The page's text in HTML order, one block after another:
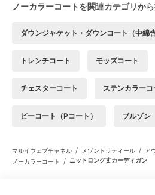
ノーカラーコートを関連カテゴリか
ダウンジャケット・ダウンコート（中綿含
トレンチコート モッズコート
チェスターコート ステンカラーコ
ピーコート（Pコート） ブルゾン
マルイウェブチャネル / メゾンドラティール / ア
ノーカラーコート / ニットロング丈カーディガン